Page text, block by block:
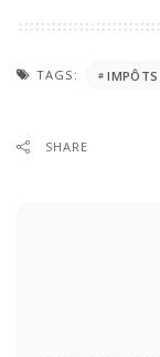
TAGS: IMPÔTS
SHARE